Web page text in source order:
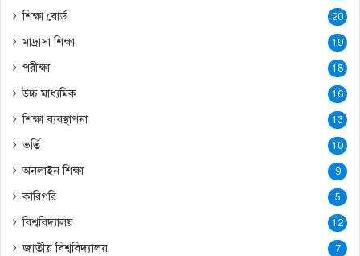
শিক্ষা বোর্ড 20
মাদ্রাসা শিক্ষা 19
পরীক্ষা 18
উচ্চ মাধ্যমিক 16
শিক্ষা ব্যবস্থাপনা 13
ভর্তি 10
অনলাইন শিক্ষা 9
কারিগরি 5
বিশ্ববিদ্যালয় 12
জাতীয় বিশ্ববিদ্যালয় 7